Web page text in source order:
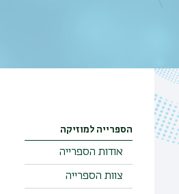
הספרייה למוזיקה
אודות הספרייה
צוות הספרייה